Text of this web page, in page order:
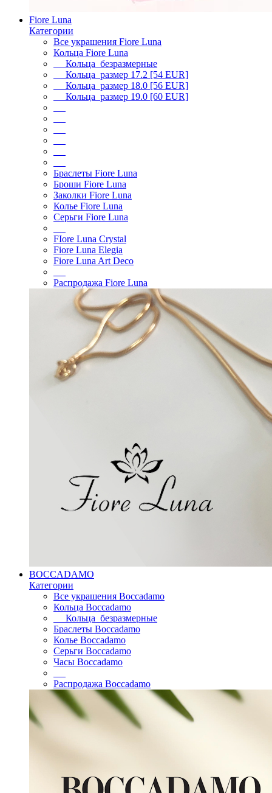
Fiore Luna
Категории
Все украшения Fiore Luna
Кольца Fiore Luna
Кольца безразмерные
Кольца размер 17.2 [54 EUR]
Кольца размер 18.0 [56 EUR]
Кольца размер 19.0 [60 EUR]
Браслеты Fiore Luna
Броши Fiore Luna
Заколки Fiore Luna
Колье Fiore Luna
Серьги Fiore Luna
FIore Luna Crystal
Fiore Luna Elegia
Fiore Luna Art Deco
Распродажа Fiore Luna
BOCCADAMO
Категории
Все украшения Boccadamo
Кольца Boccadamo
Кольца безразмерные
Браслеты Boccadamo
Колье Boccadamo
Серьги Boccadamo
Часы Boccadamo
Распродажа Boccadamo